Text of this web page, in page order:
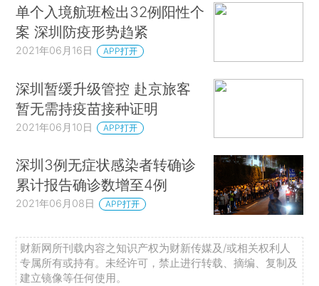
单个入境航班检出32例阳性个
案 深圳防疫形势趋紧
2021年06月16日 APP打开
深圳暂缓升级管控 赴京旅客
暂无需持疫苗接种证明
2021年06月10日 APP打开
深圳3例无症状感染者转确诊
累计报告确诊数增至4例
2021年06月08日 APP打开
财新网所刊载内容之知识产权为财新传媒及/或相关权利人
专属所有或持有。未经许可，禁止进行转载、摘编、复制及
建立镜像等任何使用。